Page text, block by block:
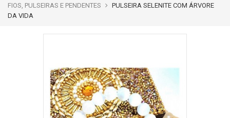
FIOS, PULSEIRAS E PENDENTES
PULSEIRA SELENITE COM ÁRVORE
DA VIDA